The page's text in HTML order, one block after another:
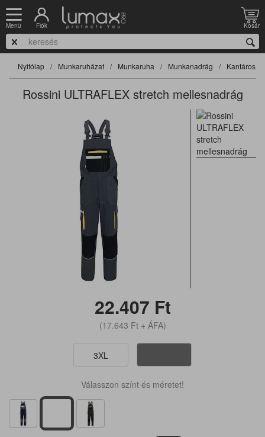
Menü Fiók Kosár
Nyitólap Munkaruházat Munkaruha Munkanadrág Kantáros
Rossini ULTRAFLEX stretch mellesnadrág
22.407 Ft
(17.643 Ft+ ÁFA)
3XL
Válasszon színt és méretet!